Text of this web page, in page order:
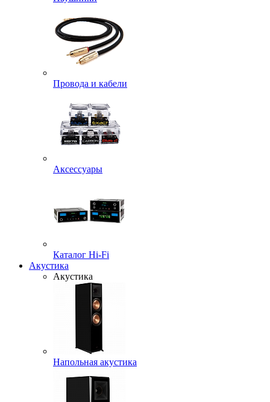
Провода и кабели
Аксессуары
Каталог Hi-Fi
Акустика
Акустика
Напольная акустика